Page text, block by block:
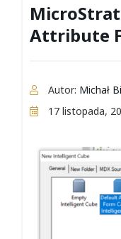
Attribute
Autor: Michał
17 listopada,